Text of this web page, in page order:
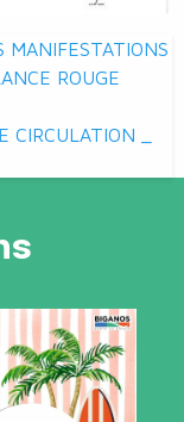
MANIFESTATIONS
ROUGE
_